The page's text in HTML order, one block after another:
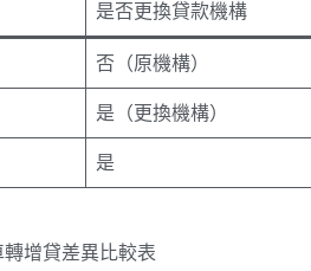
是否更換貸款機構
否（原機構）
是（更換機構）
是
增貸差異比較表